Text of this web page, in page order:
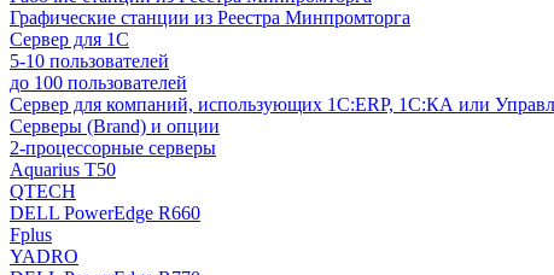
Графические станции из Реестра Минпромторга
Сервер для 1С
5-10 пользователей
до 100 пользователей
Сервер для компаний, использующих 1C:ERP, 1С:КА или
Серверы (Brand) и опции
2-процессорные серверы
Aquarius T50
QTECH
DELL PowerEdge R660
Fplus
YADRO